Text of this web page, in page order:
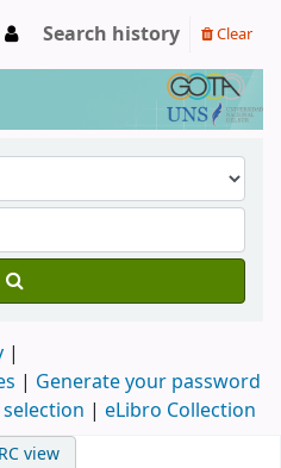
y Turismo
Search history Clear
| Generate your password
| eLibro Collection
view